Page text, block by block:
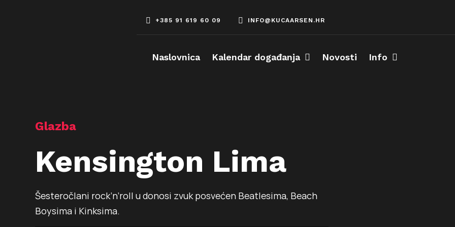
+385 91 619 60 09 INFO@KUCAARSEN.HR
Naslovnica Kalendar događanja Novosti Info
Glazba
Kensington Lima
Šesteročlani rock’n’roll u donosi zvuk posvećen Beatlesima, Beach
Boysima i Kinksima.